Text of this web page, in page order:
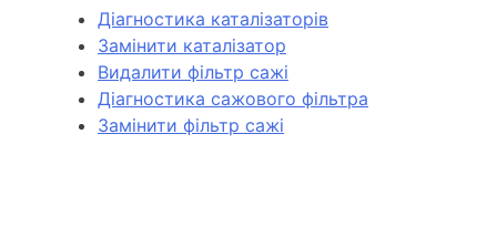
Діагностика каталізаторів
Замінити каталізатор
Видалити фільтр сажі
Діагностика сажового фільтра
Замінити фільтр сажі